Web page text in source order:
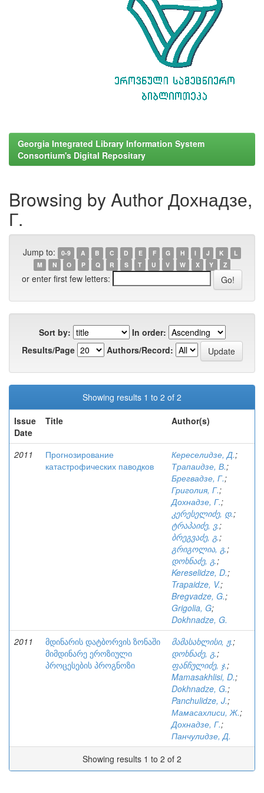
Georgia Integrated Library Information System
Consortium's Digital Repositary
Browsing by Author Дохнадзе,
Г.
Jump to: 0-9 A B C D E F G H I J K
L
M
N O P Q R S T U V W X Y Z
or enter first few letters:
Sort by:
In order:
Results/Page
Authors/Record:
Showing results 1 to 2 of 2
Issue
Date
Title Author(s)
2011
Прогнозирование
катастрофических паводков
Кереселидзе, Д.;
Трапаидзе, В.;
Брегвадзе, Г.;
Григолия, Г.;
Дохнадзе, Г.;
კერესელიძე, დ.;
ტრაპაიძე, ვ.;
ბრეგვაძე, გ.;
გრიგოლია, გ.;
დოხნაძე, გ.;
Kereselidze, D.;
Trapaidze, V.;
Bregvadze, G.;
Grigolia, G;
Dokhnadze, G.
2011
მდინარის დატბორვის ზონაში
მიმდინარე ეროზიული
პროცესების პროგნოზი
მამასახლისი, ჟ.;
დოხნაძე, გ.;
ფანჩულიძე, ჯ.;
Mamasakhlisi, D.;
Dokhnadze, G.;
Panchulidze, J.;
Мамасахлиси, Ж.;
Дохнадзе, Г.;
Панчулидзе, Д.
Showing results 1 to 2 of 2